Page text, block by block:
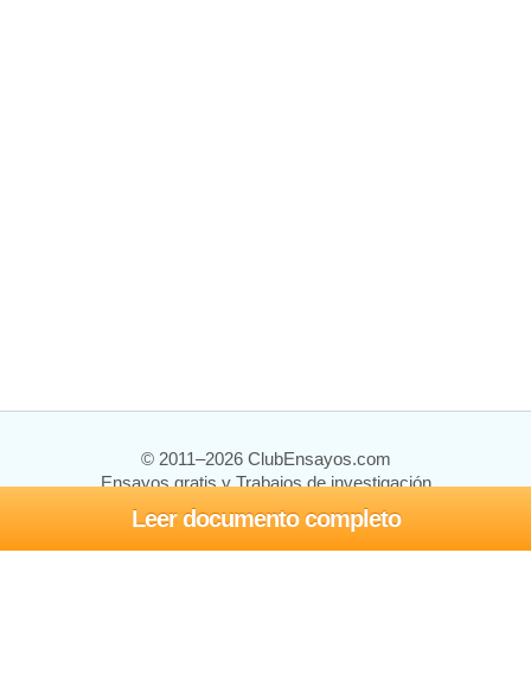
Leer documento completo
© 2011–2026 ClubEnsayos.com
Ensayos gratis y Trabajos de investigación